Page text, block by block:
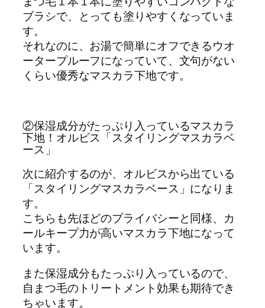
ブラシで、とっても塗りやすくなっていま
す。
それなのに、お湯で簡単にオフできるウオ
ータープルーフになっていて、文句がない
くらい優秀なマスカラ下地です。
②保湿成分がたっぷり入っているマスカラ
下地！オルビス「スタイリングマスカラベ
ース」
次に紹介するのが、オルビスから出ている
「スタイリングマスカラベース」になりま
す。
こちらも先ほどのプライバシーと同様、カ
ールキープ力が高いマスカラ下地になって
います。
また保湿成分もたっぷり入っているので、
自まつ毛のトリートメント効果も期待でき
ちゃいます。